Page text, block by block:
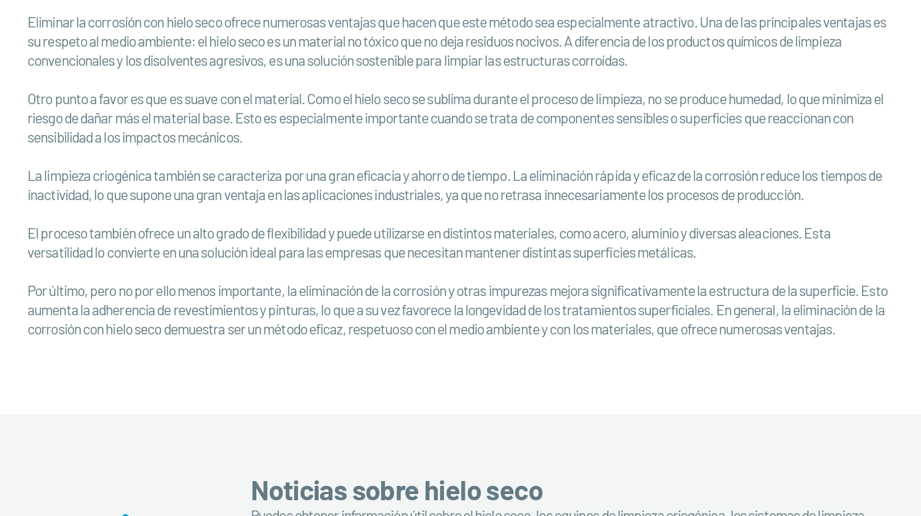
Eliminar la corrosión con hielo seco ofrece numerosas ventajas que hacen que este método sea especialmente atractivo. Una de las principales ventajas es
su respeto al medio ambiente: el hielo seco es un material no tóxico que no deja residuos nocivos. A diferencia de los productos químicos de limpieza
convencionales y los disolventes agresivos, es una solución sostenible para limpiar las estructuras corroídas.
Otro punto a favor es que es suave con el material. Como el hielo seco se sublima durante el proceso de limpieza, no se produce humedad, lo que minimiza el
riesgo de dañar más el material base. Esto es especialmente importante cuando se trata de componentes sensibles o superficies que reaccionan con
sensibilidad a los impactos mecánicos.
La limpieza criogénica también se caracteriza por una gran eficacia y ahorro de tiempo. La eliminación rápida y eficaz de la corrosión reduce los tiempos de
inactividad, lo que supone una gran ventaja en las aplicaciones industriales, ya que no retrasa innecesariamente los procesos de producción.
El proceso también ofrece un alto grado de flexibilidad y puede utilizarse en distintos materiales, como acero, aluminio y diversas aleaciones. Esta
versatilidad lo convierte en una solución ideal para las empresas que necesitan mantener distintas superficies metálicas.
Por último, pero no por ello menos importante, la eliminación de la corrosión y otras impurezas mejora significativamente la estructura de la superficie. Esto
aumenta la adherencia de revestimientos y pinturas, lo que a su vez favorece la longevidad de los tratamientos superficiales. En general, la eliminación de la
corrosión con hielo seco demuestra ser un método eficaz, respetuoso con el medio ambiente y con los materiales, que ofrece numerosas ventajas.
Noticias sobre hielo seco